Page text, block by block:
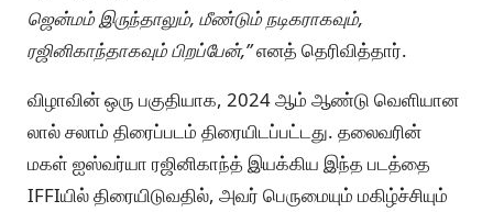
ஜென்மம் இருந்தாலும், மீண்டும் நடிகராகவும்,
ரஜினிகாந்தாகவும் பிறப்பேன்,”எனத் தெரிவித்தார்.
விழாவின் ஒரு பகுதியாக, 2024 ஆம் ஆண்டு வெளியான
லால் சலாம் திரைப்படம் திரையிடப்பட்டது. தலைவரின்
மகள் ஐஸ்வர்யா ரஜினிகாந்த் இயக்கிய இந்த படத்தை
IFFIயில் திரையிடுவதில், அவர் பெருமையும் மகிழ்ச்சியும்